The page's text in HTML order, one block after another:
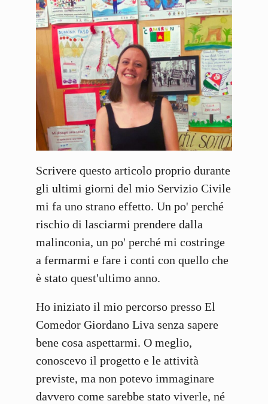
Scrivere questo articolo proprio durante
gli ultimi giorni del mio Servizio Civile
mi fa uno strano effetto. Un po' perché
rischio di lasciarmi prendere dalla
malinconia, un po' perché mi costringe
a fermarmi e fare i conti con quello che
è stato quest'ultimo anno.
Ho iniziato il mio percorso presso El
Comedor Giordano Liva senza sapere
bene cosa aspettarmi. O meglio,
conoscevo il progetto e le attività
previste, ma non potevo immaginare
davvero come sarebbe stato viverle, né